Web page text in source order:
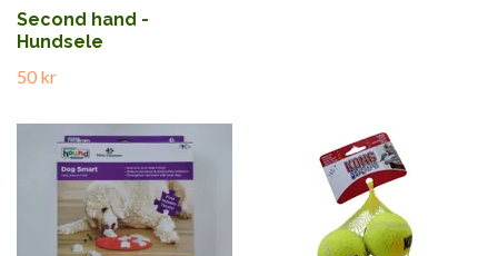
Second hand -
Hundsele
50 kr